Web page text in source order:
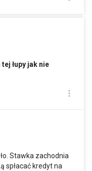
łupy jak nie
Stawka zachodnia
spłacać kredyt na